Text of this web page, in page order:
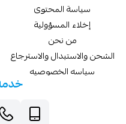
سياسة المحتوى
إخلاء المسؤولية
من نحن
الشحن والاستبدال والاسترجاع
سياسه الخصوصيه